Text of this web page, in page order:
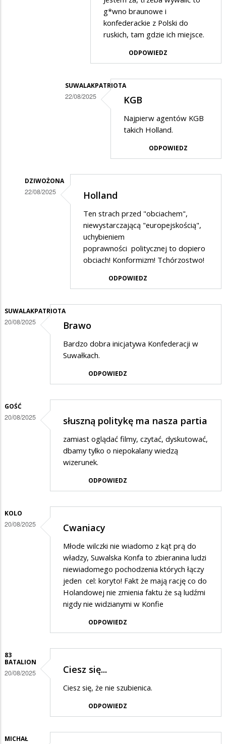
Brawo
Konfederacja
g*wno braunowe i
konfederackie z Polski do
ruskich, tam gdzie ich miejsce.
ODPOWIEDZ
SUWALAKPATRIOTA
22/08/2025
na
jestem
KGB
Najpierw agentów KGB
takich Holland.
ODPOWIEDZ
DZIWOŻONA
22/08/2025
(*)
Holland
Ten strach przed "obciachem",
niewystarczającą "europejskością",
uchybieniem
poprawności politycznej to dopiero
obciach! Konformizm! Tchórzostwo!
ODPOWIEDZ
SUWALAKPATRIOTA
20/08/2025 Brawo
Bardzo dobra inicjatywa Konfederacji w
Suwałkach.
ODPOWIEDZ
GOŚĆ
20/08/2025 słuszną politykę ma nasza partia
zamiast oglądać filmy, czytać, dyskutować,
dbamy tylko o niepokalany wiedzą
wizerunek.
ODPOWIEDZ
KOLO
20/08/2025 Cwaniacy
Młode wilczki nie wiadomo z kąt prą do
władzy, Suwalska Konfa to zbieranina ludzi
niewiadomego pochodzenia których łączy
jeden cel: koryto! Fakt że mają rację co do
Holandowej nie zmienia faktu że są ludźmi
nigdy nie widzianymi w Konfie
ODPOWIEDZ
83
BATALION
20/08/2025 Ciesz się...
Ciesz się, że nie szubienica.
ODPOWIEDZ
MICHAŁ